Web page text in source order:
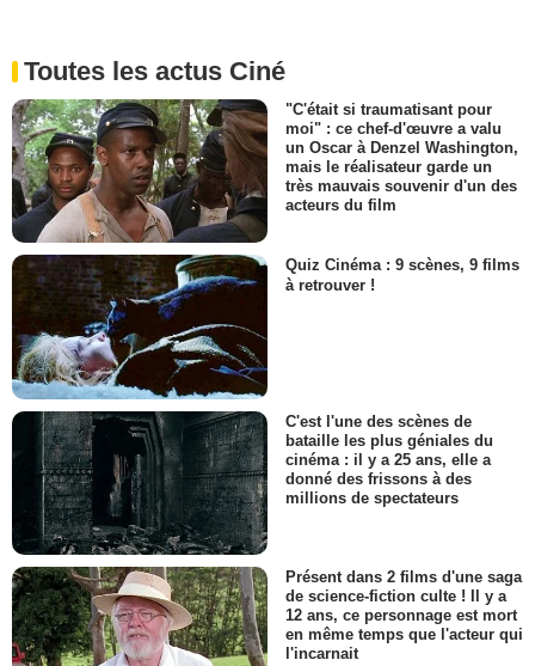
Toutes les actus Ciné
"C'était si traumatisant pour
moi" : ce chef-d'œuvre a valu
un Oscar à Denzel Washington,
mais le réalisateur garde un
très mauvais souvenir d'un des
acteurs du film
Quiz Cinéma : 9 scènes, 9 films
à retrouver !
C'est l'une des scènes de
bataille les plus géniales du
cinéma : il y a 25 ans, elle a
donné des frissons à des
millions de spectateurs
Présent dans 2 films d'une saga
de science-fiction culte ! Il y a
12 ans, ce personnage est mort
en même temps que l'acteur qui
l'incarnait